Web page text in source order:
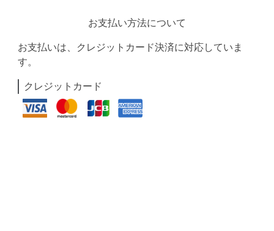
お支払い方法について
お支払いは、クレジットカード決済に対応していま
す。
クレジットカード